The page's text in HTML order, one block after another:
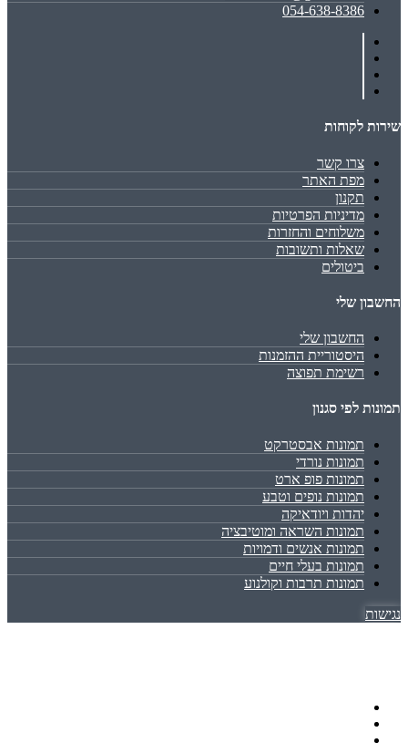
054-638-8386
שירות לקוחות
צרו קשר
מפת האתר
תקנון
מדיניות הפרטיות
משלוחים והחזרות
שאלות ותשובות
ביטולים
החשבון שלי
החשבון שלי
היסטוריית ההזמנות
רשימת תפוצה
תמונות לפי סגנון
תמונות אבסטרקט
תמונות נורדי
תמונות פופ ארט
תמונות נופים וטבע
יהדות ויודאיקה
תמונות השראה ומוטיבציה
תמונות אנשים ודמויות
תמונות בעלי חיים
תמונות תרבות וקולנוע
נגישות